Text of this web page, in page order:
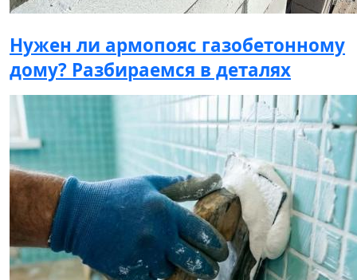
Нужен ли армопояс газобетонному
дому? Разбираемся в деталях